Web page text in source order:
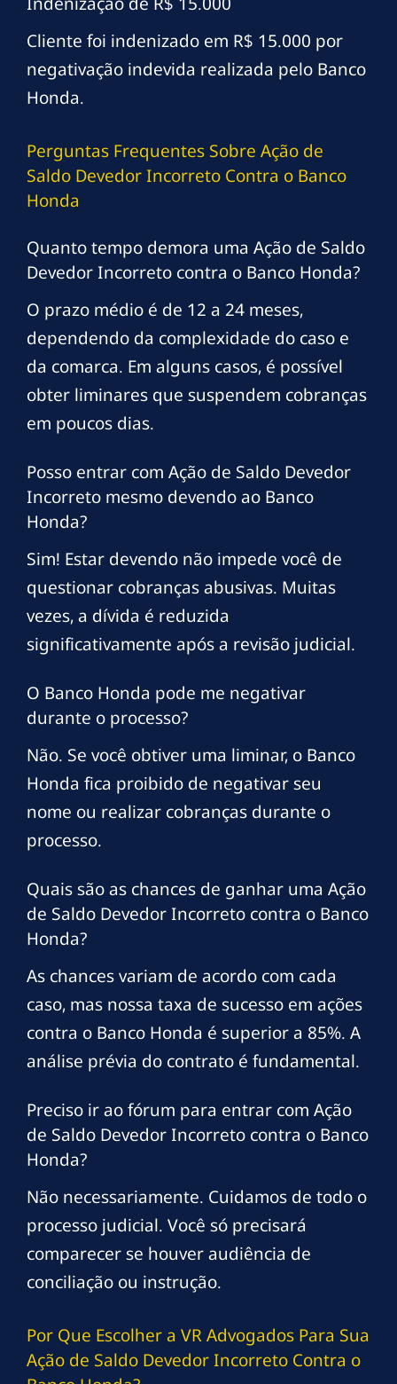
Cliente foi indenizado em R$ 15.000 por
negativação indevida realizada pelo Banco
Honda.
Perguntas Frequentes Sobre Ação de
Saldo Devedor Incorreto Contra o Banco
Honda
Quanto tempo demora uma Ação de Saldo
Devedor Incorreto contra o Banco Honda?
O prazo médio é de 12 a 24 meses,
dependendo da complexidade do caso e
da comarca. Em alguns casos, é possível
obter liminares que suspendem cobranças
em poucos dias.
Posso entrar com Ação de Saldo Devedor
Incorreto mesmo devendo ao Banco
Honda?
Sim! Estar devendo não impede você de
questionar cobranças abusivas. Muitas
vezes, a dívida é reduzida
significativamente após a revisão judicial.
O Banco Honda pode me negativar
durante o processo?
Não. Se você obtiver uma liminar, o Banco
Honda fica proibido de negativar seu
nome ou realizar cobranças durante o
processo.
Quais são as chances de ganhar uma Ação
de Saldo Devedor Incorreto contra o Banco
Honda?
As chances variam de acordo com cada
caso, mas nossa taxa de sucesso em ações
contra o Banco Honda é superior a 85%. A
análise prévia do contrato é fundamental.
Preciso ir ao fórum para entrar com Ação
de Saldo Devedor Incorreto contra o Banco
Honda?
Não necessariamente. Cuidamos de todo o
processo judicial. Você só precisará
comparecer se houver audiência de
conciliação ou instrução.
Por Que Escolher a VR Advogados Para Sua
Ação de Saldo Devedor Incorreto Contra o